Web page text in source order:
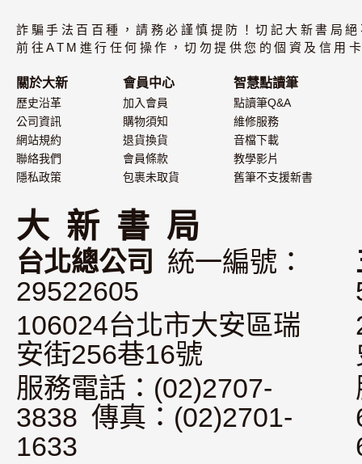
準問題集
ABC・問題
（附中譯）
詐騙手法百百種，請務必謹慎提防！切記大新書局
前往ATM進行任何操作，切勿提供您的個資及信用
關於大新
歷史沿革
公司資訊
網站規約
聯絡我們
隱私政策
會員中心
加入會員
購物須知
退貨換貨
會員條款
包裹未取貨
智慧點讀筆
點讀筆Q&A
維修服務
音檔下載
教學影片
舊筆不支援新書
大 新 書 局
台北總公司
統一編號：
29522605
106024台北市大安區瑞
安街256巷16號
服務電話：(02)2707-
3838 傳真：(02)2701-
1633